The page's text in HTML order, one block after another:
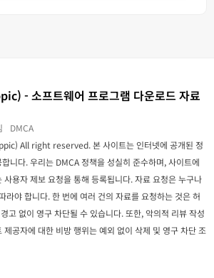
- 소프트웨어 프로그램 다운로드 자료
DMCA
All right reserved. 본 사이트는 인터넷에 공개된 정
니다. 우리는 DMCA 정책을 성실히 준수하며, 사이트에
사용자 제보 요청을 통해 등록됩니다. 자료 요청은 누구나
라야 합니다. 한 번에 여러 건의 자료를 요청하는 것은 허
고 없이 영구 차단될 수 있습니다. 또한, 악의적 리뷰 작성
제공자에 대한 비방 행위는 예외 없이 삭제 및 영구 차단 조